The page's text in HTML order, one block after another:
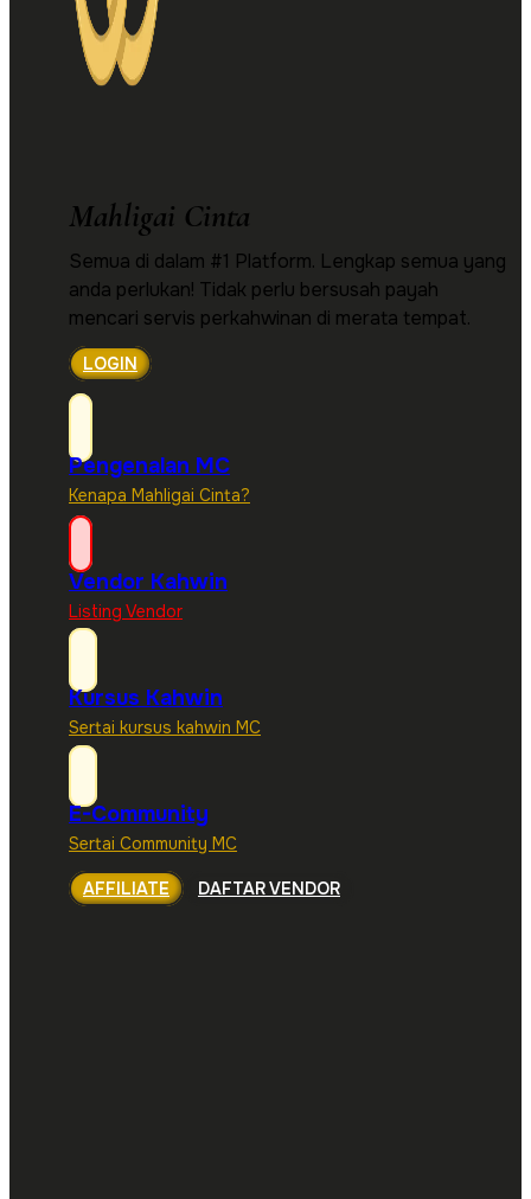
Mahligai Cinta
Semua di dalam #1 Platform. Lengkap semua yang
anda perlukan! Tidak perlu bersusah payah
mencari servis perkahwinan di merata tempat.
LOGIN
Pengenalan MC
Kenapa Mahligai Cinta?
Vendor Kahwin
Listing Vendor
Kursus Kahwin
Sertai kursus kahwin MC
E-Community
Sertai Community MC
AFFILIATE DAFTAR VENDOR